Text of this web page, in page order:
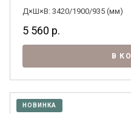
Д×Ш×В: 3420/1900/935 (мм)
5 560 р.
В
НОВИНКА